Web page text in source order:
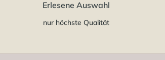
Erlesene Auswahl
nur höchste Qualität